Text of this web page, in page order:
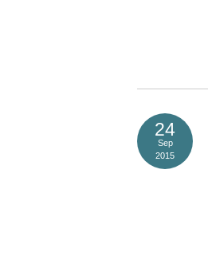
24
Sep
2015